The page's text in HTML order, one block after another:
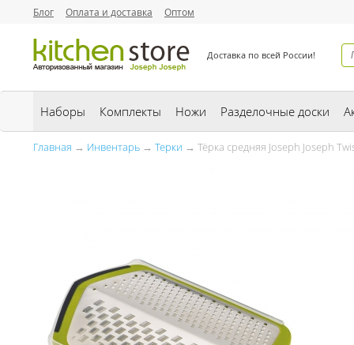
Блог Оплата и доставка Оптом
Доставка по всей России!
Наборы Комплекты Ножи Разделочные доски
Главная → Инвентарь → Терки → Тёрка средняя Joseph Joseph